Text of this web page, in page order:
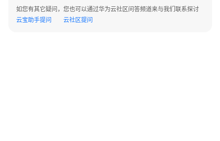
设
计
如您有其它疑问，您也可以通过华为云社区问答频道来与我们联系探讨
云宝助手提问
云社区提问